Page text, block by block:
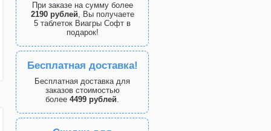
При заказе на сумму более
2190 рублей, Вы получаете
5 таблеток Виагры Софт в
подарок!
Бесплатная доставка!
Бесплатная доставка для
заказов стоимостью
более 4499 рублей.